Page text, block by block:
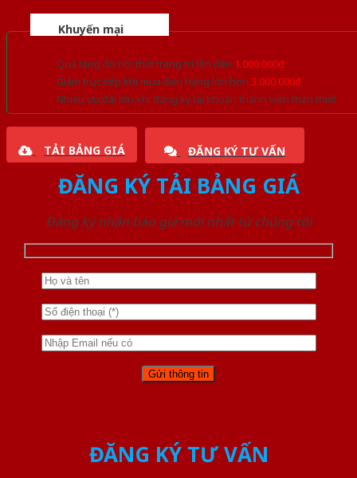
Khuyến mại
Quà tặng đồ nội thất trang trí lên đến 1.000.000đ
Giảm trực tiếp khi mua đơn hàng lớn hơn 3.000.000đ
Nhiều ưu đãi lớn khi đăng ký tài khoản thành viên thân thiết
TẢI BẢNG GIÁ ĐĂNG KÝ TƯ VẤN
ĐĂNG KÝ TẢI BẢNG GIÁ
Đăng ký nhận báo giá mới nhất từ chúng tôi
ĐĂNG KÝ TƯ VẤN